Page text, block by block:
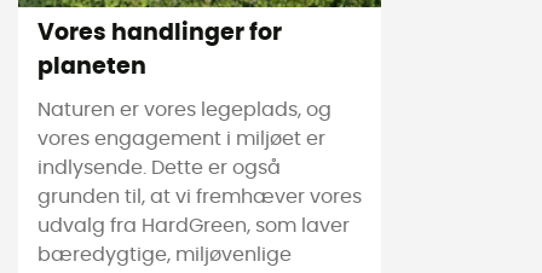
Vores handlinger for
planeten
Naturen er vores legeplads, og
vores engagement i miljøet er
indlysende. Dette er også
grunden til, at vi fremhæver vores
udvalg fra HardGreen, som laver
bæredygtige, miljøvenlige